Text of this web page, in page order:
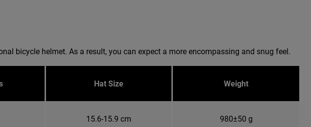
bicycle helmet. As a result, you can expect a more encompassing and snug feel.
Hat Size Weight
15.6-15.9 cm 980±50 g